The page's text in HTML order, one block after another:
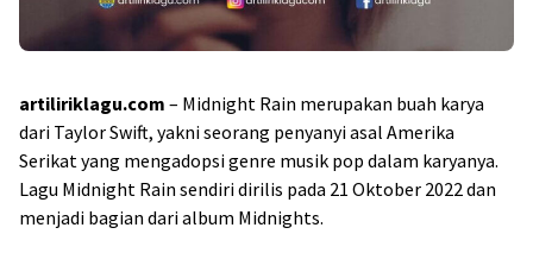
artiliriklagu.com – Midnight Rain merupakan buah karya
dari Taylor Swift, yakni seorang penyanyi asal Amerika
Serikat yang mengadopsi genre musik pop dalam karyanya.
Lagu Midnight Rain sendiri dirilis pada 21 Oktober 2022 dan
menjadi bagian dari album Midnights.